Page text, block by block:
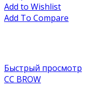
Add to Wishlist
Add To Compare
Быстрый просмотр
CC BROW